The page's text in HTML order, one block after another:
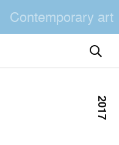
Contemporary art
2017